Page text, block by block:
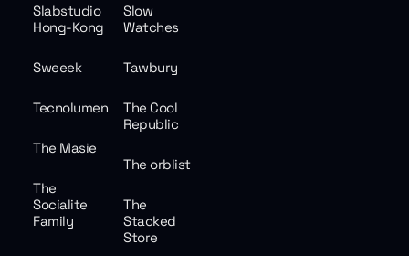
Slabstudio
Hong-Kong
Slow
Watches
Sweeek Tawbury
Tecnolumen
The Cool
Republic
The Masie
The orblist
The
Socialite
Family
The
Stacked
Store